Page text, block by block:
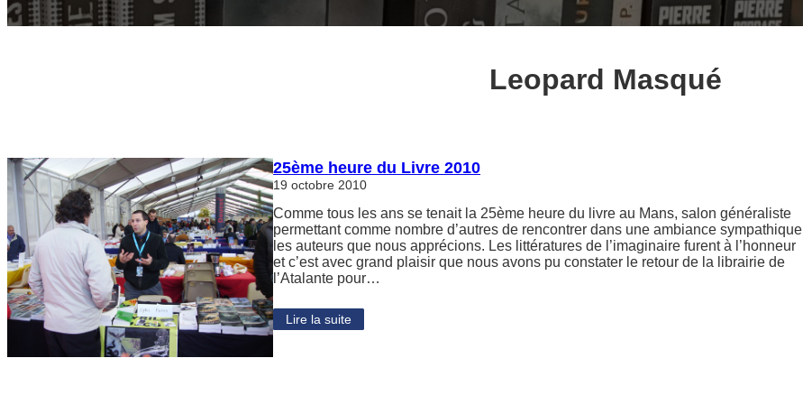
Leopard Masqué
25ème heure du Livre 2010
19 octobre 2010
Comme tous les ans se tenait la 25ème heure du livre au Mans, salon généraliste
permettant comme nombre d’autres de rencontrer dans une ambiance sympathique
les auteurs que nous apprécions. Les littératures de l’imaginaire furent à l’honneur
et c’est avec grand plaisir que nous avons pu constater le retour de la librairie de
l’Atalante pour…
Lire la suite